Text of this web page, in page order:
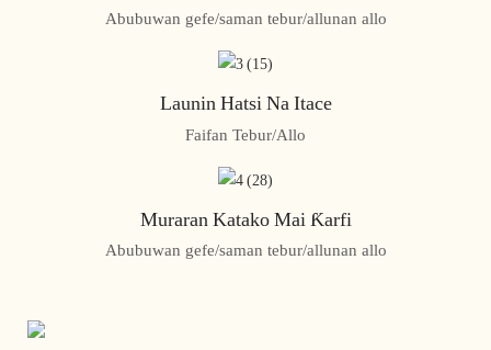
Abubuwan gefe/saman tebur/allunan allo
Launin Hatsi Na Itace
Faifan Tebur/Allo
Muraran Katako Mai Ƙarfi
Abubuwan gefe/saman tebur/allunan allo